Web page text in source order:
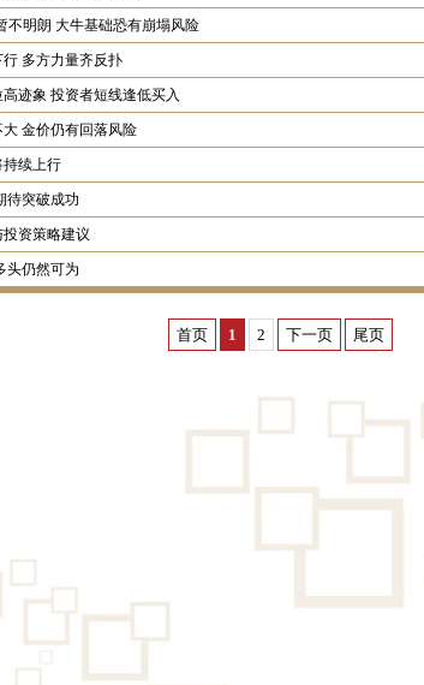
不明朗 大牛基础恐有崩塌风险
多方力量齐反扑
迹象 投资者短线逢低买入
金价仍有回落风险
持续上行
待突破成功
资策略建议
头仍然可为
首页 1 2 下一页 尾页